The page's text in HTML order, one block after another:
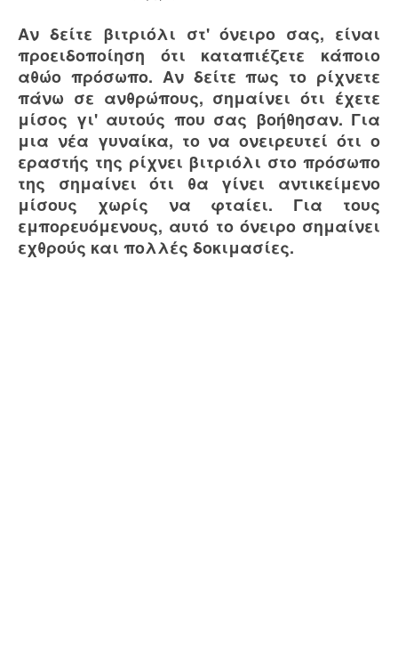
Αν δείτε βιτριόλι στ' όνειρο σας, είναι
προειδοποίηση ότι καταπιέζετε κάποιο
αθώο πρόσωπο. Αν δείτε πως το ρίχνετε
πάνω σε ανθρώπους, σημαίνει ότι έχετε
μίσος γι' αυτούς που σας βοήθησαν. Για
μια νέα γυναίκα, το να ονειρευτεί ότι ο
εραστής της ρίχνει βιτριόλι στο πρόσωπο
της σημαίνει ότι θα γίνει αντικείμενο
μίσους χωρίς να φταίει. Για τους
εμπορευόμενους, αυτό το όνειρο σημαίνει
εχθρούς και πολλές δοκιμασίες.